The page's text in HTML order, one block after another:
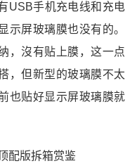
USB手机充电线和充电
示屏玻璃膜也没有的。
，沒有贴上膜，这一点
，但新型的玻璃膜不太
也贴好显示屏玻璃膜就